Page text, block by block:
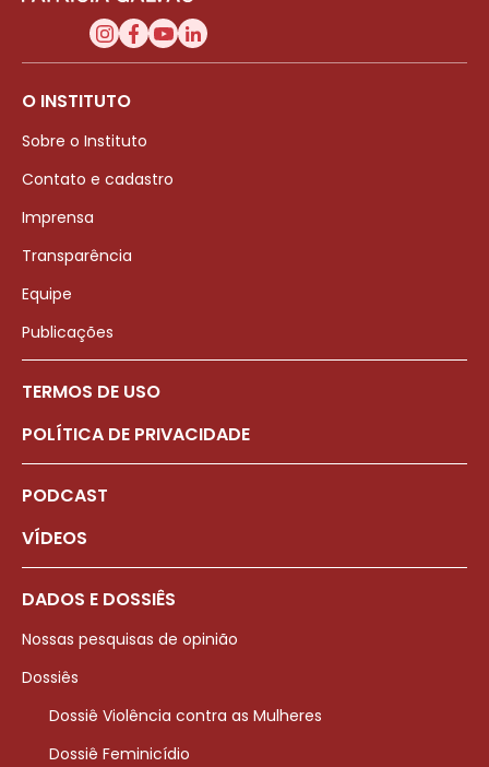
O INSTITUTO
Sobre o Instituto
Contato e cadastro
Imprensa
Transparência
Equipe
Publicações
TERMOS DE USO
POLÍTICA DE PRIVACIDADE
PODCAST
VÍDEOS
DADOS E DOSSIÊS
Nossas pesquisas de opinião
Dossiês
Dossiê Violência contra as Mulheres
Dossiê Feminicídio